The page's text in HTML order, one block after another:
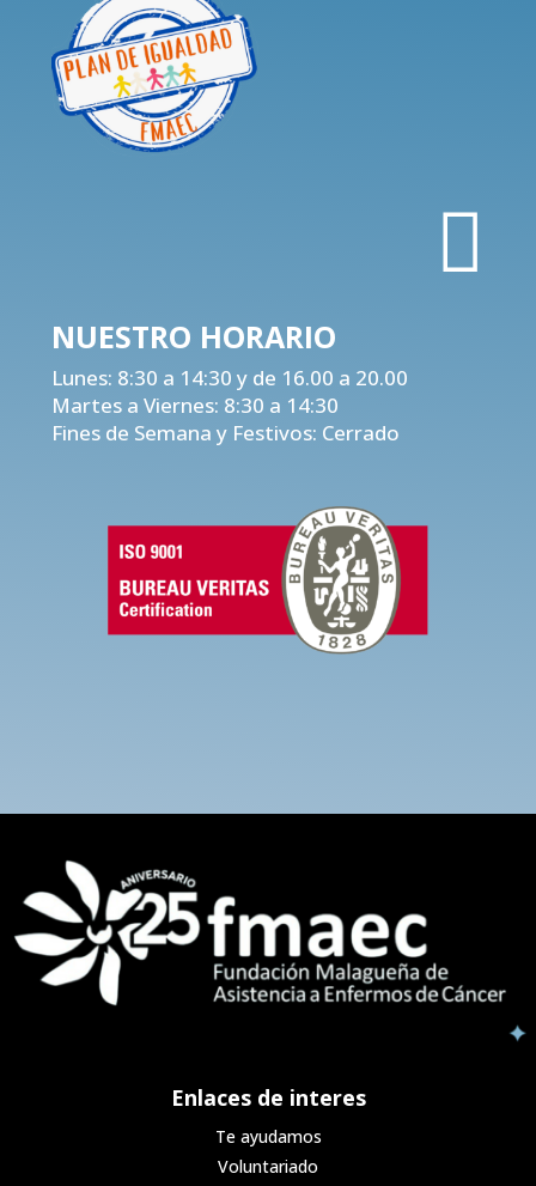

NUESTRO HORARIO
Lunes: 8:30 a 14:30 y de 16.00 a 20.00
Martes a Viernes: 8:30 a 14:30
Fines de Semana y Festivos: Cerrado
Enlaces de interes
Te ayudamos
Voluntariado